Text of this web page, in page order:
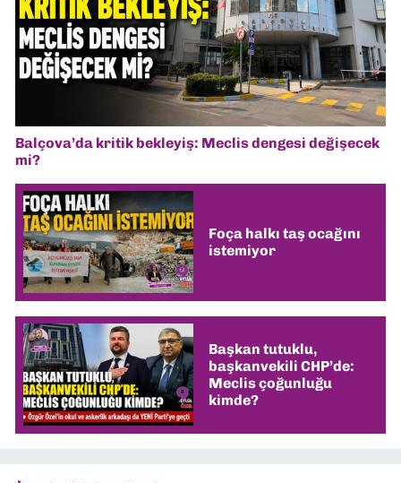
Balçova’da kritik bekleyiş: Meclis dengesi değişecek
mi?
Foça halkı taş ocağını
istemiyor
Başkan tutuklu,
başkanvekili CHP’de:
Meclis çoğunluğu
kimde?